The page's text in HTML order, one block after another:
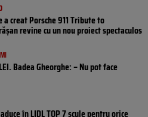
a creat Porsche 911 Tribute to
revine cu un nou proiect spectaculos
Badea Gheorghe: – Nu pot face
în LIDL TOP 7 scule pentru orice